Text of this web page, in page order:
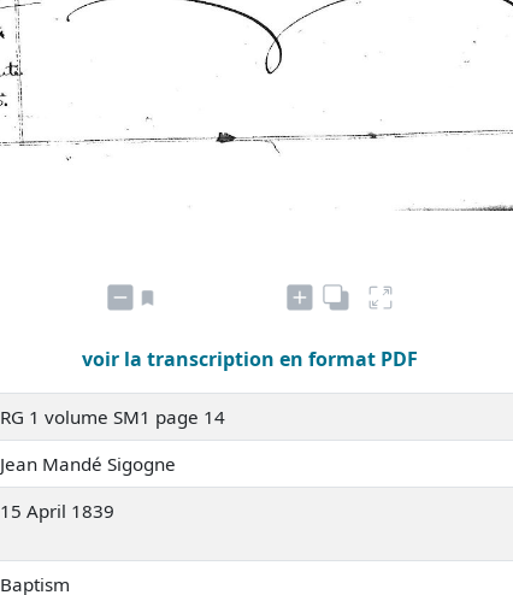
voir la transcription en format PDF
RG 1 volume SM1 page 14
Jean Mandé Sigogne
15 April 1839
Baptism